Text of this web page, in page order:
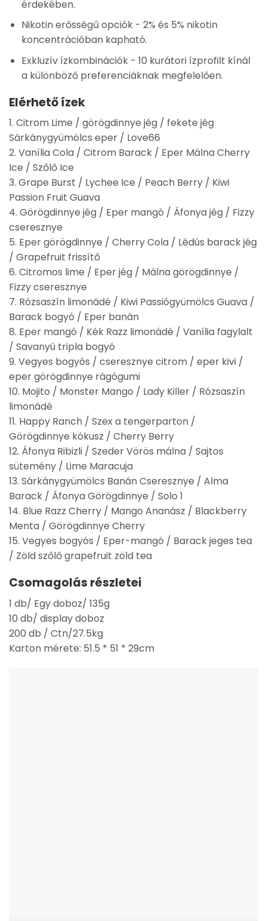
érdekében.
Nikotin erősségű opciók- 2% és 5% nikotin
koncentrációban kapható.
Exkluzív ízkombinációk- 10 kurátori ízprofilt kínál
a különböző preferenciáknak megfelelően.
Elérhető ízek
1. Citrom Lime / görögdinnye jég / fekete jég
Sárkánygyümölcs eper / Love66
2. Vanília Cola / Citrom Barack / Eper Málna Cherry
Ice / Szőlő Ice
3. Grape Burst / Lychee Ice / Peach Berry / Kiwi
Passion Fruit Guava
4. Görögdinnye jég / Eper mangó / Áfonya jég / Fizzy
cseresznye
5. Eper görögdinnye / Cherry Cola / Lédús barack jég
/ Grapefruit frissítő
6. Citromos lime / Eper jég / Málna görögdinnye /
Fizzy cseresznye
7. Rózsaszín limonádé / Kiwi Passiógyümölcs Guava /
Barack bogyó / Eper banán
8. Eper mangó / Kék Razz limonádé / Vanília fagylalt
/ Savanyú tripla bogyó
9. Vegyes bogyós / cseresznye citrom / eper kivi /
eper görögdinnye rágógumi
10. Mojito / Monster Mango / Lady Killer / Rózsaszín
limonádé
11. Happy Ranch / Szex a tengerparton /
Görögdinnye kókusz / Cherry Berry
12. Áfonya Ribizli / Szeder Vörös málna / Sajtos
sütemény / Lime Maracuja
13. Sárkánygyümölcs Banán Cseresznye / Alma
Barack / Áfonya Görögdinnye / Solo 1
14. Blue Razz Cherry / Mango Ananász / Blackberry
Menta / Görögdinnye Cherry
15. Vegyes bogyós / Eper-mangó / Barack jeges tea
/ Zöld szőlő grapefruit zöld tea
Csomagolás részletei
1 db/ Egy doboz/ 135g
10 db/ display doboz
200 db / Ctn/27.5kg
Karton mérete: 51.5 * 51 * 29cm